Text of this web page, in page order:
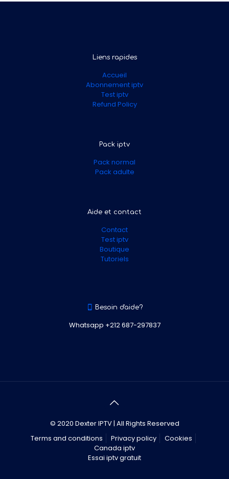
Liens rapides
Accueil
Abonnement iptv
Test iptv
Refund Policy
Pack iptv
Pack normal
Pack adulte
Aide et contact
Contact
Test iptv
Boutique
Tutoriels
Besoin d'aide?
Whatsapp +212 687-297837
© 2020 Dexter IPTV | All Rights Reserved
Terms and conditions
Privacy policy
Cookies
Canada iptv
Essai iptv gratuit